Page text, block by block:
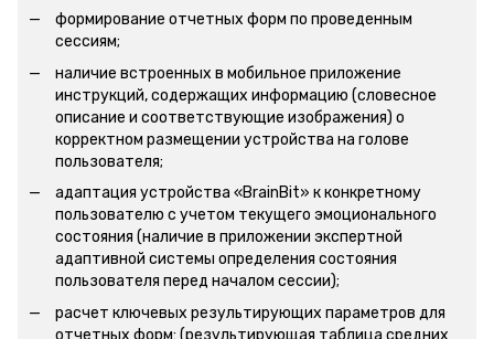
формирование отчетных форм по проведенным
сессиям;
наличие встроенных в мобильное приложение
инструкций, содержащих информацию (словесное
описание и соответствующие изображения) о
корректном размещении устройства на голове
пользователя;
адаптация устройства «BrainBit» к конкретному
пользователю с учетом текущего эмоционального
состояния (наличие в приложении экспертной
адаптивной системы определения состояния
пользователя перед началом сессии);
расчет ключевых результирующих параметров для
отчетных форм: (результирующая таблица средних